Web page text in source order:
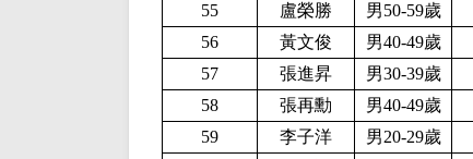
55
盧榮勝 男50-59歲
56
黃文俊 男40-49歲
57
張進昇 男30-39歲
58
張再勳 男40-49歲
59
李子洋 男20-29歲